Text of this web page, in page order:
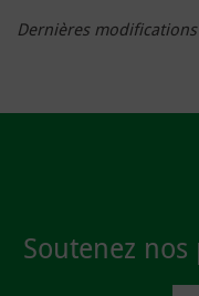
Dernières
Soutenez